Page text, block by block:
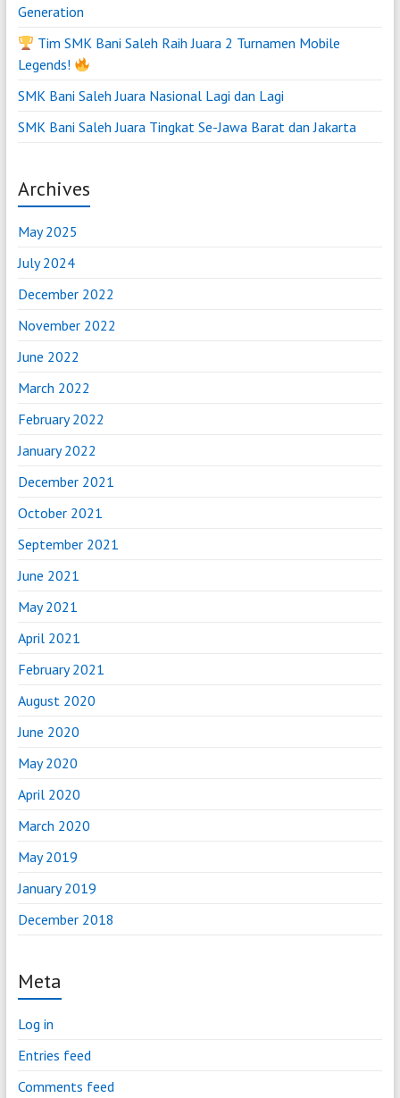
Generation
Tim SMK Bani Saleh Raih Juara 2 Turnamen Mobile
Legends!
SMK Bani Saleh Juara Nasional Lagi dan Lagi
SMK Bani Saleh Juara Tingkat Se-Jawa Barat dan Jakarta
Archives
May 2025
July 2024
December 2022
November 2022
June 2022
March 2022
February 2022
January 2022
December 2021
October 2021
September 2021
June 2021
May 2021
April 2021
February 2021
August 2020
June 2020
May 2020
April 2020
March 2020
May 2019
January 2019
December 2018
Meta
Log in
Entries feed
Comments feed